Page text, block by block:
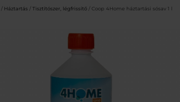
/ Háztartás / Tisztítószer, légfrissítő / Coop 4Home háztartási sósav 1 l